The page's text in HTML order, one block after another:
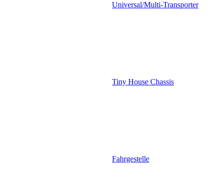
Universal/Multi-Transporter
Tiny House Chassis
Fahrgestelle